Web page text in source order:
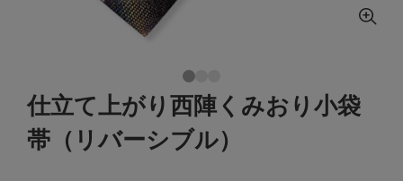
仕立て上がり西陣くみおり小袋
帯（リバーシブル）